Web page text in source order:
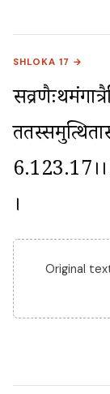
SHLOKA 17 →
6.123.17।।
।
Original